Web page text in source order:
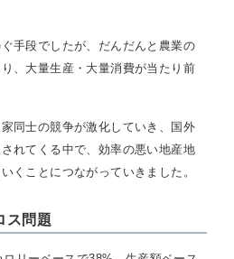
手段でしたが、だんだんと農業の
、大量生産・大量消費が当たり前
同士の競争が激化していき、国外
れてくる中で、効率の悪い地産地
くことにつながっていきました。
ス問題